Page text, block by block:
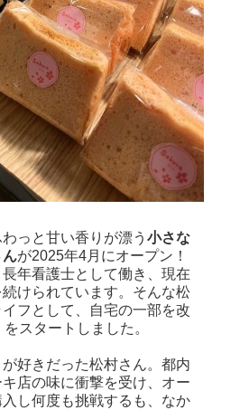
っと甘い香りが漂う 小さな
が2025年4月にオープン！
年看護士として働き、現在
けられています。そんな松
フとして、自宅の一部を改
をスタートしました。
好きだった松村さん。都内
店の味に衝撃を受け、オー
し何度も挑戦するも、なか